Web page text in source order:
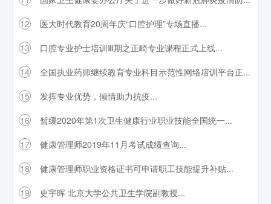
12
医大时代教育20周年庆“口腔护理”专场直播...
13
口腔专业护士培训Ⅲ期之正畸专业课程正式上线...
14
全国执业药师继续教育专业科目示范性网络培训平台正...
15
发挥专业优势，倾情助力抗疫...
16
暂缓2020年第1次卫生健康行业职业技能全国统一...
17
健康管理师2019年11月考试成绩查询...
18
健康管理师职业资格证书可申请职工技能提升补贴...
19
史宇晖 北京大学公共卫生学院副教授...